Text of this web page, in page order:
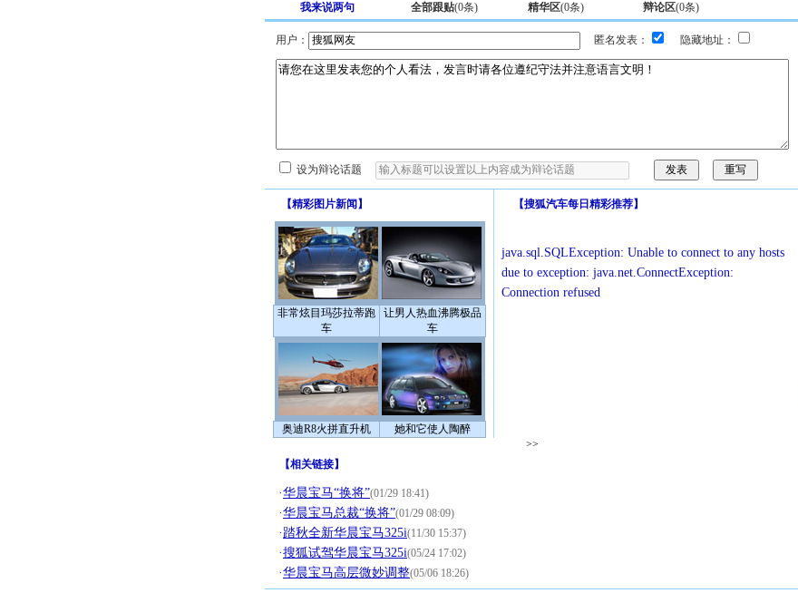
我来说两句 全部跟贴(0条) 精华区(0条) 辩论区(0条)
用户： 匿名发表： 隐藏地址：
设为辩论话题
【精彩图片新闻 】
非常炫目玛莎拉蒂跑
车
让男人热血沸腾极品
车
奥迪R8火拼直升机 她和它使人陶醉
【搜狐汽车每日精彩推荐】
java.sql.SQLException: Unable to connect to any hosts
due to exception: java.net.ConnectException:
Connection refused
>>
【相关链接】
·华晨宝马“换将”(01/29 18:41)
·华晨宝马总裁“换将”(01/29 08:09)
· 踏秋全新华晨宝马325i(11/30 15:37)
·搜狐试驾华晨宝马325i(05/24 17:02)
·华晨宝马高层微妙调整(05/06 18:26)